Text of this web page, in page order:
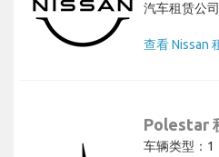
汽车租赁公
查看 Nissan
Polestar
车辆类型：1